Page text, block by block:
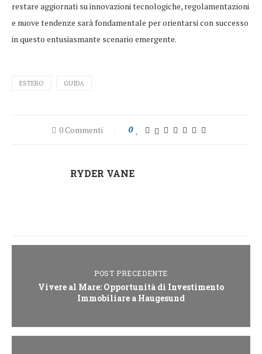
restare aggiornati su innovazioni tecnologiche, regolamentazioni
e nuove tendenze sarà fondamentale per orientarsi con successo
in questo entusiasmante scenario emergente.
ESTERO GUIDA
0 Commenti 0
RYDER VANE
POST PRECEDENTE
Vivere al Mare: Opportunità di Investimento
Immobiliare a Haugesund